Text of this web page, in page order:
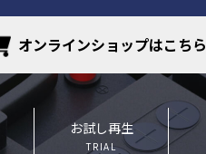
オンラインショップはこちら
お試し再生
TRIAL